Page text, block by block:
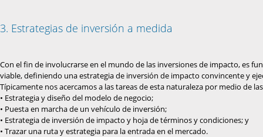
3. Estrategias de inversión a medida
Con el fin de involucrarse en el mundo de las inversiones de impacto, es
viable, definiendo una estrategia de inversión de impacto convincente y
Típicamente nos acercamos a las tareas de esta naturaleza por medio de
• Estrategia y diseño del modelo de negocio;
• Puesta en marcha de un vehículo de inversión;
• Estrategia de inversión de impacto y hoja de términos y condiciones; y
• Trazar una ruta y estrategia para la entrada en el mercado.